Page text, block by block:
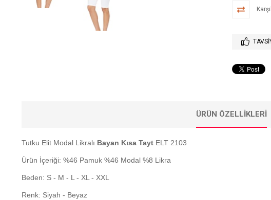
ÜRÜN ÖZELLIKLERI
Tutku Elit Modal Likralı Bayan Kısa Tayt ELT 2103
Ürün İçeriği: %46 Pamuk %46 Modal %8 Likra
Beden: S - M - L - XL - XXL
Renk: Siyah - Beyaz